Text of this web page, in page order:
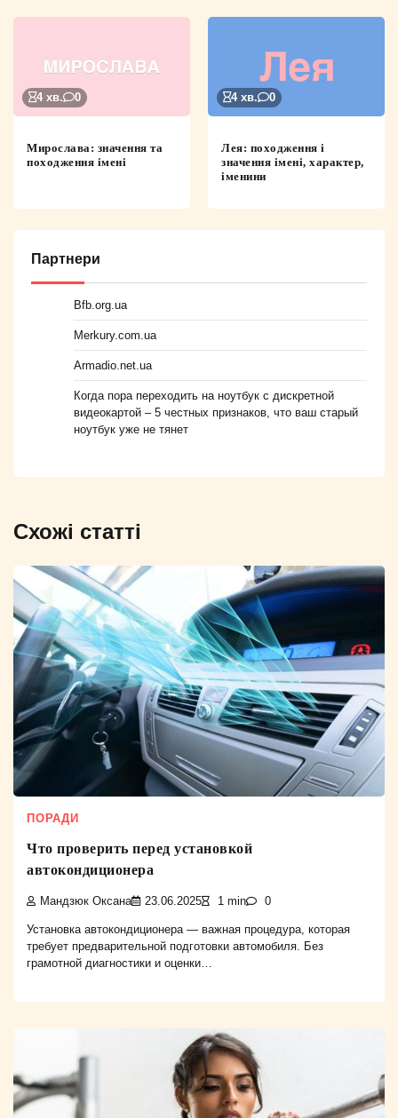
4 хв. 0
Мирослава: значення та
походження імені
4 хв. 0
Лея: походження і
значення імені, характер,
іменини
Партнери
Bfb.org.ua
Merkury.com.ua
Armadio.net.ua
Когда пора переходить на ноутбук с дискретной
видеокартой – 5 честных признаков, что ваш старый
ноутбук уже не тянет
Схожі статті
ПОРАДИ
Что проверить перед установкой
автокондиционера
Мандзюк Оксана 23.06.2025 1 min 0
Установка автокондиционера — важная процедура, которая
требует предварительной подготовки автомобиля. Без
грамотной диагностики и оценки…